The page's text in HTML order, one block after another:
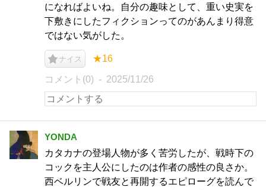
になればよいね。自分の趣味として、重い史実を
下敷きにしたフィクションってのがあんまり得意
ではない気がした。
ナイス ★16
コメント(0) 2025/11/26
YONDA
カタカナの登場人物が多く苦労したが、戦時下の
コックを主人公にしたのは作者の感性の良さか。
西ベルリンで戦友と再開するエピローグを読んで